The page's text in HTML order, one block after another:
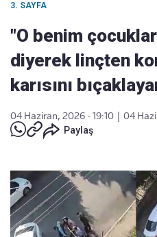
3. SAYFA
"O benim
diyerek linçten
karısını
04 Haziran, 2026 - 19:10
04
Paylaş